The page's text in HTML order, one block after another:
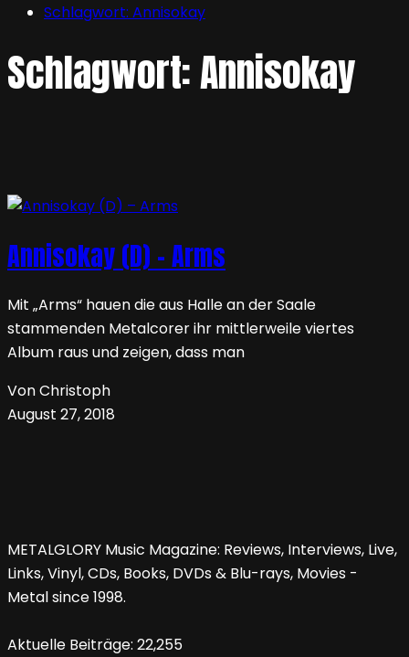
Schlagwort: Annisokay
Schlagwort:Annisokay
Annisokay (D) – Arms
Mit „Arms“ hauen die aus Halle an der Saale
stammenden Metalcorer ihr mittlerweile viertes
Album raus und zeigen, dass man
Von Christoph
August 27, 2018
METALGLORY Music Magazine: Reviews, Interviews, Live,
Links, Vinyl, CDs, Books, DVDs & Blu-rays, Movies -
Metal since 1998.
Aktuelle Beiträge: 22,255